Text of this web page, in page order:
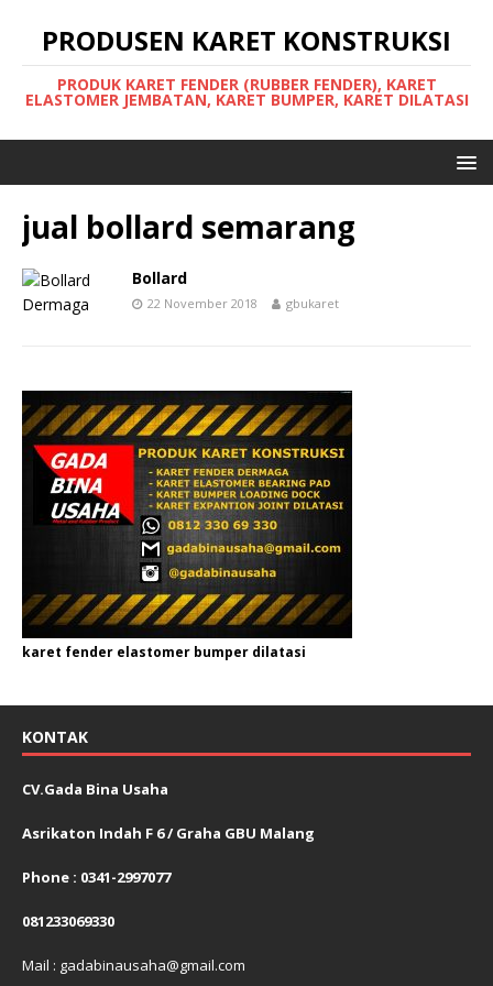
PRODUSEN KARET KONSTRUKSI
PRODUK KARET FENDER (RUBBER FENDER), KARET
ELASTOMER JEMBATAN, KARET BUMPER, KARET DILATASI
jual bollard semarang
Bollard
22 November 2018 gbukaret
karet fender elastomer bumper dilatasi
KONTAK
CV.Gada Bina Usaha
Asrikaton Indah F 6 / Graha GBU Malang
Phone : 0341-2997077
081233069330
Mail : gadabinausaha@gmail.com